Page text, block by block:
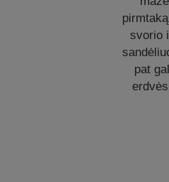
svorio
pat